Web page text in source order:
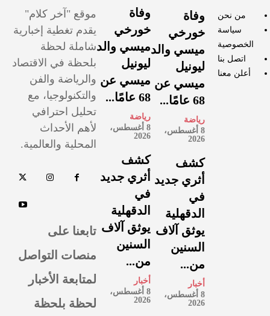
من نحن
سياسة
الخصوصية
اتصل بنا
أعلن معنا
وفاة
خورخي
ميسي والد
ليونيل
ميسي عن
68 عامًا...
رياضة
8 أغسطس،
2026
كشف
أثري جديد
في
الدقهلية
يوثق آلاف
السنين
من...
أخبار
8 أغسطس،
2026
وفاة
خورخي
ميسي والد
ليونيل
ميسي عن
68 عامًا...
رياضة
8 أغسطس،
2026
كشف
أثري جديد
في
الدقهلية
يوثق آلاف
السنين
من...
أخبار
8 أغسطس،
2026
موقع "آخر كلام"
يقدم تغطية إخبارية
شاملة لحظة
بلحظة في الاقتصاد
والرياضة والفن
والتكنولوجيا، مع
تحليل احترافي
لأهم الأحداث
المحلية والعالمية.
تابعنا على
منصات التواصل
لمتابعة الأخبار
لحظة بلحظة